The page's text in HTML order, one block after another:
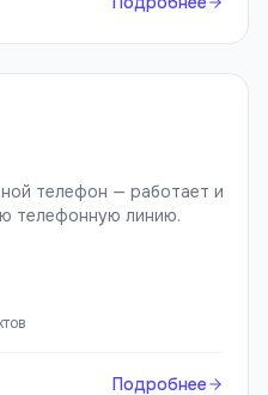
телефон — работает и
телефонную линию.
Подробнее